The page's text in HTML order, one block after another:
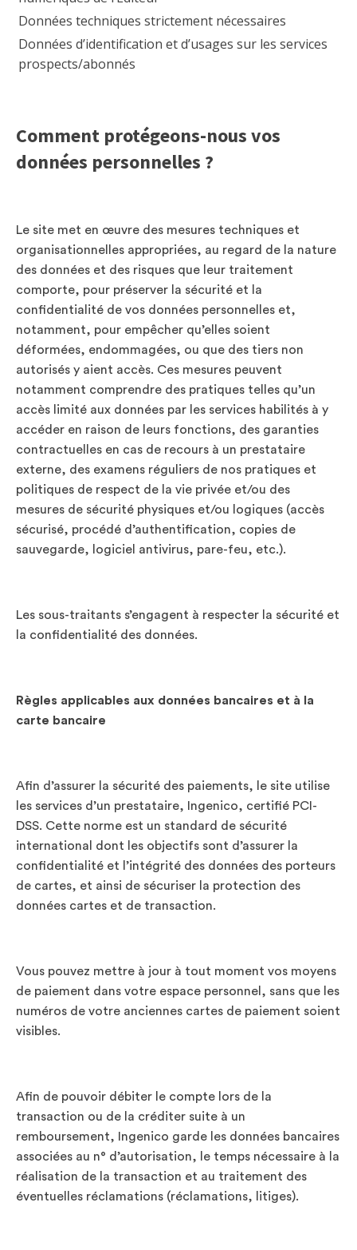
Données techniques strictement nécessaires
Données d’identification et d’usages sur les services
prospects/abonnés
Comment protégeons-nous vos
données personnelles ?
Le site met en œuvre des mesures techniques et
organisationnelles appropriées, au regard de la nature
des données et des risques que leur traitement
comporte, pour préserver la sécurité et la
confidentialité de vos données personnelles et,
notamment, pour empêcher qu’elles soient
déformées, endommagées, ou que des tiers non
autorisés y aient accès. Ces mesures peuvent
notamment comprendre des pratiques telles qu’un
accès limité aux données par les services habilités à y
accéder en raison de leurs fonctions, des garanties
contractuelles en cas de recours à un prestataire
externe, des examens réguliers de nos pratiques et
politiques de respect de la vie privée et/ou des
mesures de sécurité physiques et/ou logiques (accès
sécurisé, procédé d’authentification, copies de
sauvegarde, logiciel antivirus, pare-feu, etc.).
Les sous-traitants s’engagent à respecter la sécurité et
la confidentialité des données.
Règles applicables aux données bancaires et à la
carte bancaire
Afin d’assurer la sécurité des paiements, le site utilise
les services d’un prestataire, Ingenico, certifié PCI-
DSS. Cette norme est un standard de sécurité
international dont les objectifs sont d’assurer la
confidentialité et l’intégrité des données des porteurs
de cartes, et ainsi de sécuriser la protection des
données cartes et de transaction.
Vous pouvez mettre à jour à tout moment vos moyens
de paiement dans votre espace personnel, sans que les
numéros de votre anciennes cartes de paiement soient
visibles.
Afin de pouvoir débiter le compte lors de la
transaction ou de la créditer suite à un
remboursement, Ingenico garde les données bancaires
associées au n° d’autorisation, le temps nécessaire à la
réalisation de la transaction et au traitement des
éventuelles réclamations (réclamations, litiges).